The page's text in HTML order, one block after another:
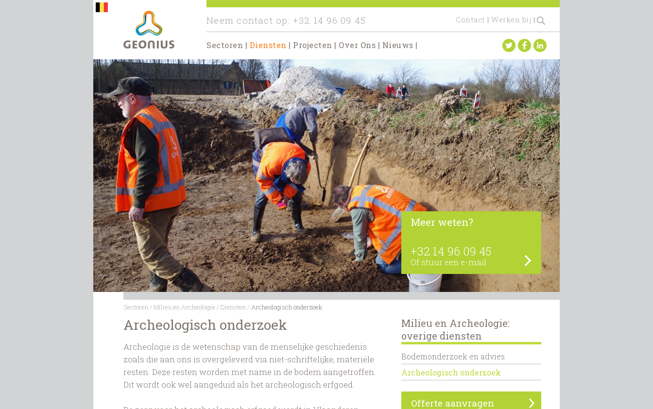
Neem contact op: +32 14 96 09 45 Contact |Werken bij |
Sectoren | Diensten | Projecten | Over Ons | Nieuws |
Meer weten?
+32 14 96 09 45
Of stuur een e-mail
Milieu en Archeologie:
overige diensten
Bodemonderzoek en advies
Archeologisch onderzoek
Offerte aanvragen
Sectoren/Milieu en Archeologie /Diensten/Archeologisch onderzoek
Archeologisch onderzoek
Archeologie is de wetenschap van de menselijke geschiedenis
zoals die aan ons is overgeleverd via niet-schriftelijke, materiële
resten. Deze resten worden met name in de bodem aangetroffen.
Dit wordt ook wel aangeduid als het archeologisch erfgoed.